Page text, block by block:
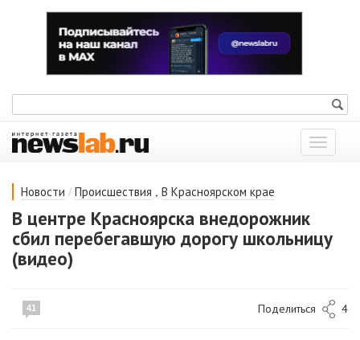
Показать
меню
Новости / Происшествия , В Красноярском крае
В центре Красноярска внедорожник
сбил перебегавшую дорогу школьницу
(видео)
41 Поделиться 4